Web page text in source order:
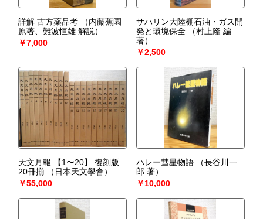
詳解 古方薬品考
（内藤蕉園
原著、難波恒雄 解説）
￥7,000
サハリン大陸棚石油・ガス開
発と環境保全
（村上隆 編
著）
￥2,500
天文月報 【1〜20】 復刻版
20冊揃
（日本天文學會）
￥55,000
ハレー彗星物語
（長谷川一
郎 著）
￥10,000